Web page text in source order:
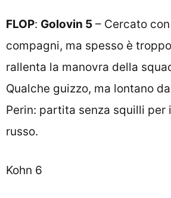
FLOP: Golovin 5 – Cercato
compagni, ma spesso è
rallenta la manovra della
Qualche guizzo, ma lontano
Perin: partita senza squilli per
russo.
Kohn 6